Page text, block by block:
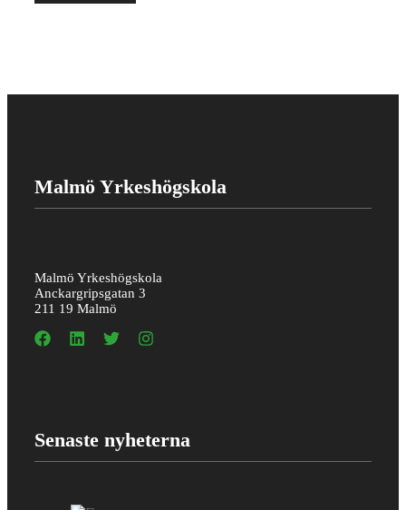
Malmö Yrkeshögskola
Malmö Yrkeshögskola
Anckargripsgatan 3
211 19 Malmö
Senaste nyheterna